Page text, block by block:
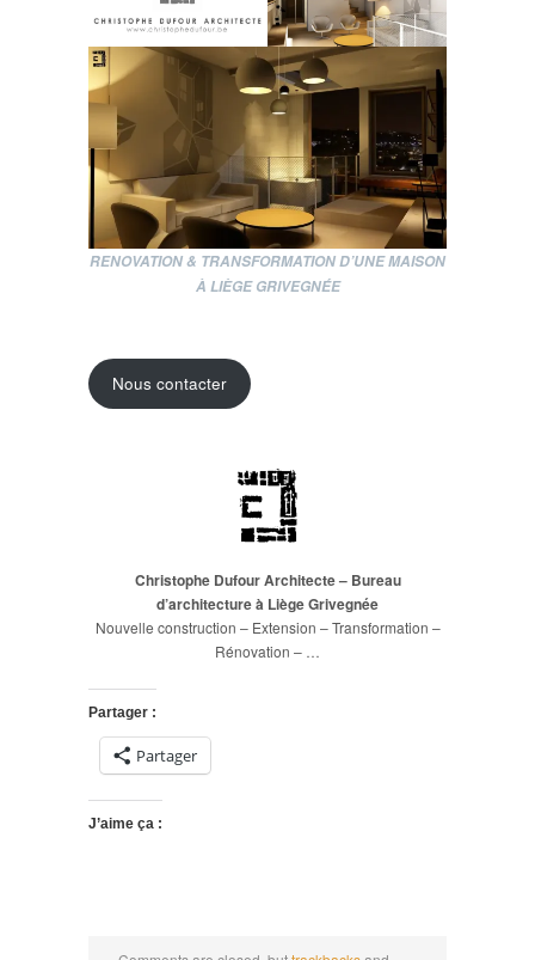
RENOVATION & TRANSFORMATION D’UNE MAISON
À LIÈGE GRIVEGNÉE
Nous contacter
Christophe Dufour Architecte – Bureau
d’architecture à Liège Grivegnée
Nouvelle construction – Extension – Transformation –
Rénovation – …
Partager :
Partager
J’aime ça :